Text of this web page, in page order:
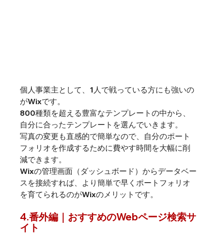
個人事業主として、1人で戦っている方にも強いの
がWixです。
800種類を超える豊富なテンプレートの中から、
自分に合ったテンプレートを選んでいきます。
写真の変更も直感的で簡単なので、自分のポート
フォリオを作成するために費やす時間を大幅に削
減できます。
Wixの管理画面（ダッシュボード）からデータベー
スを接続すれば、より簡単で早くポートフォリオ
を育てられるのがWixのメリットです。
4.番外編｜おすすめのWebページ検索サ
イト